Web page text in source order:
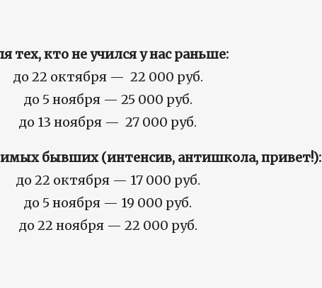
тех, кто не учился у нас раньше:
до 22 октября — 22 000 руб.
до 5 ноября — 25 000 руб.
до 13 ноября — 27 000 руб.
бывших (интенсив, антишкола, привет!):
до 22 октября — 17 000 руб.
до 5 ноября — 19 000 руб.
до 22 ноября — 22 000 руб.